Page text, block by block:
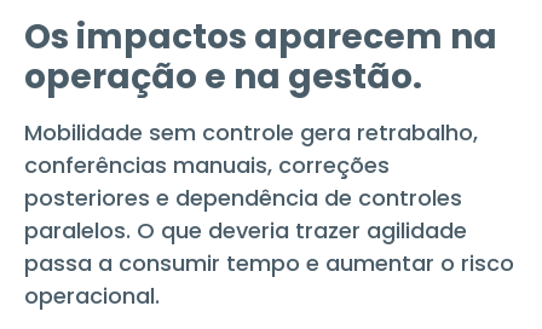
Os impactos aparecem na
operação e na gestão.
Mobilidade sem controle gera retrabalho,
conferências manuais, correções
posteriores e dependência de controles
paralelos. O que deveria trazer agilidade
passa a consumir tempo e aumentar o risco
operacional.